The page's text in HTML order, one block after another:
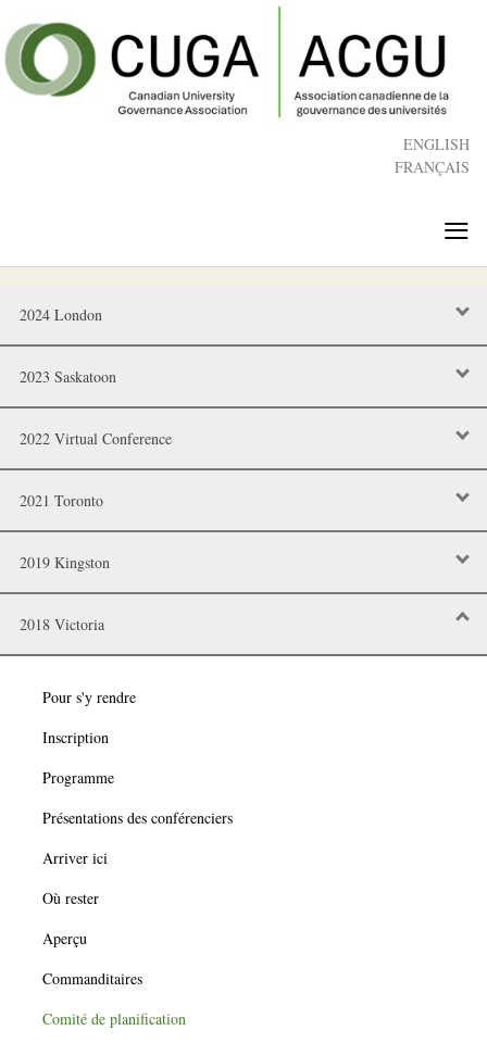
to
main
content
ENGLISH
FRANÇAIS
≡
2024 London
2023 Saskatoon
2022 Virtual Conference
2021 Toronto
2019 Kingston
2018 Victoria
Pour s'y rendre
Inscription
Programme
Présentations des conférenciers
Arriver ici
Où rester
Aperçu
Commanditaires
Comité de planification